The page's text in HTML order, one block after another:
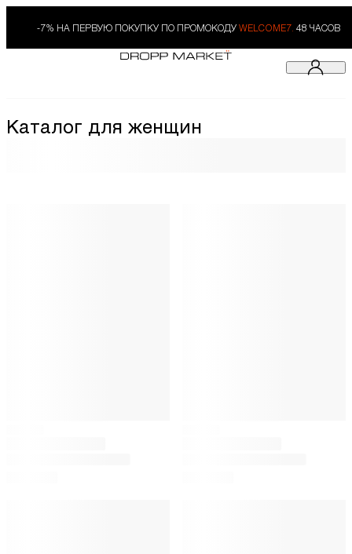
-7% НА ПЕРВУЮ ПОКУПКУ ПО ПРОМОКОДУ WELCOME7. 48 ЧАСОВ
Каталог для женщин